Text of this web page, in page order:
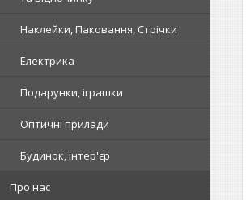
Наклейки, Паковання, Стрічки
Електрика
Подарунки, іграшки
Оптичні прилади
Будинок, інтер'єр
Про нас